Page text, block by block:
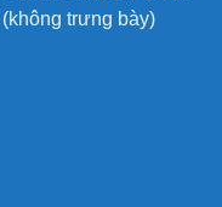
trưng bày)